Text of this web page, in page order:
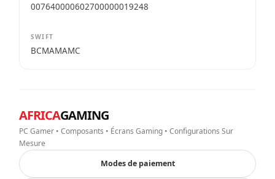
007640000602700000019248
SWIFT
BCMAMAMC
AFRICAGAMING
PC Gamer • Composants • Écrans Gaming • Configurations Sur
Mesure
Modes de paiement